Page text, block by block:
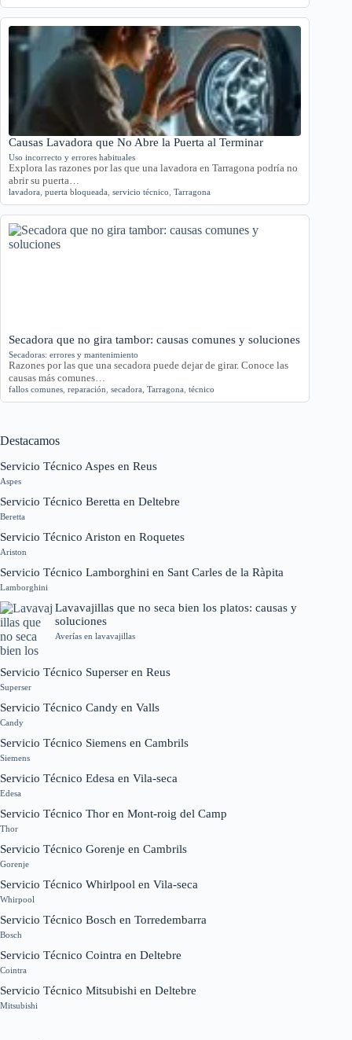
Causas Lavadora que No Abre la Puerta al Terminar
Uso incorrecto y errores habituales
Explora las razones por las que una lavadora en Tarragona podría no
abrir su puerta…
lavadora puerta bloqueada servicio técnico Tarragona
Secadora que no gira tambor: causas comunes y soluciones
Secadoras: errores y mantenimiento
Razones por las que una secadora puede dejar de girar. Conoce las
causas más comunes…
fallos comunes reparación secadora Tarragona técnico
Destacamos
Servicio Técnico Aspes en Reus
Aspes
Servicio Técnico Beretta en Deltebre
Beretta
Servicio Técnico Ariston en Roquetes
Ariston
Servicio Técnico Lamborghini en Sant Carles de la Ràpita
Lamborghini
Lavavajillas que no seca bien los platos: causas y
soluciones
Averías en lavavajillas
Servicio Técnico Superser en Reus
Superser
Servicio Técnico Candy en Valls
Candy
Servicio Técnico Siemens en Cambrils
Siemens
Servicio Técnico Edesa en Vila-seca
Edesa
Servicio Técnico Thor en Mont-roig del Camp
Thor
Servicio Técnico Gorenje en Cambrils
Gorenje
Servicio Técnico Whirlpool en Vila-seca
Whirpool
Servicio Técnico Bosch en Torredembarra
Bosch
Servicio Técnico Cointra en Deltebre
Cointra
Servicio Técnico Mitsubishi en Deltebre
Mitsubishi